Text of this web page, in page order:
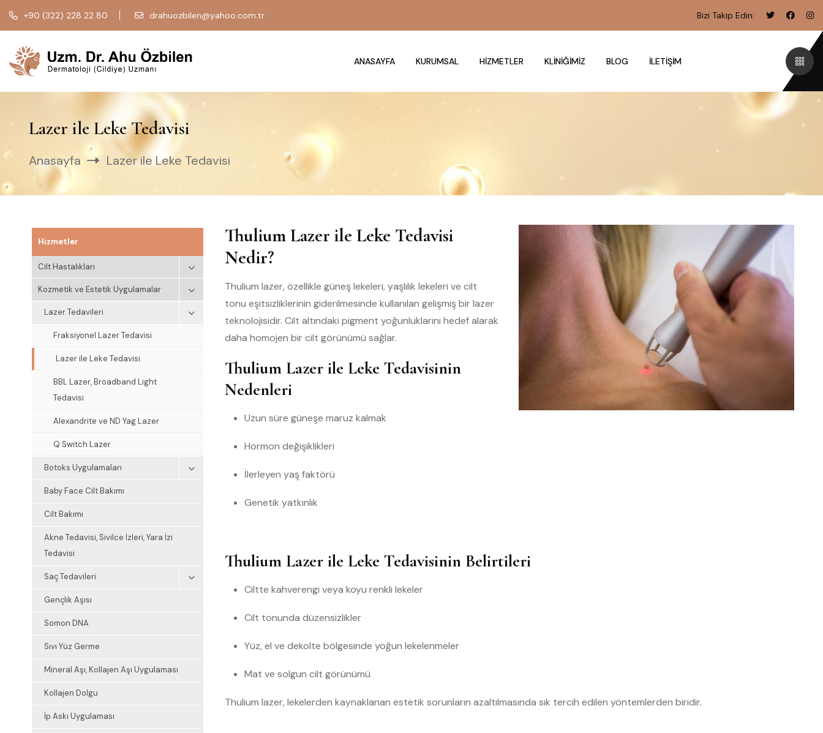
+90 (322) 228 22 80 drahuozbilen@yahoo.com.tr Bizi Takip Edin:
ANASAYFA KURUMSAL HIZMETLER KLINIĞIMIZ BLOG İLETIŞIM
Lazer ile Leke Tedavisi
Anasayfa Lazer ile Leke Tedavisi
Hizmetler
Cilt Hastalıkları
Kozmetik ve Estetik Uygulamalar
Lazer Tedavileri
Fraksiyonel Lazer Tedavisi
Lazer ile Leke Tedavisi
BBL Lazer, Broadband Light
Tedavisi
Alexandrite ve ND Yag Lazer
Q Switch Lazer
Botoks Uygulamaları
Baby Face Cilt Bakımı
Cilt Bakımı
Akne Tedavisi, Sivilce İzleri, Yara İzi
Tedavisi
Saç Tedavileri
Gençlik Aşısı
Somon DNA
Sıvı Yüz Germe
Mineral Aşı, Kollajen Aşı Uygulaması
Kollajen Dolgu
İp Askı Uygulaması
Thulium Lazer ile Leke Tedavisi
Nedir?
Thulium lazer, özellikle güneş lekeleri, yaşlılık lekeleri ve cilt
tonu eşitsizliklerinin giderilmesinde kullanılan gelişmiş bir lazer
teknolojisidir. Cilt altındaki pigment yoğunluklarını hedef alarak
daha homojen bir cilt görünümü sağlar.
Thulium Lazer ile Leke Tedavisinin
Nedenleri
Uzun süre güneşe maruz kalmak
Hormon değişiklikleri
İlerleyen yaş faktörü
Genetik yatkınlık
Thulium Lazer ile Leke Tedavisinin Belirtileri
Ciltte kahverengi veya koyu renkli lekeler
Cilt tonunda düzensizlikler
Yüz, el ve dekolte bölgesinde yoğun lekelenmeler
Mat ve solgun cilt görünümü
Thulium lazer, lekelerden kaynaklanan estetik sorunların azaltılmasında sık tercih edilen yöntemlerden biridir.